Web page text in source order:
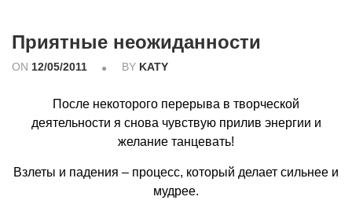
Приятные неожиданности
ON 12/05/2011 BY KATY
После некоторого перерыва в творческой
деятельности я снова чувствую прилив энергии и
желание танцевать!
Взлеты и падения – процесс, который делает сильнее и
мудрее.